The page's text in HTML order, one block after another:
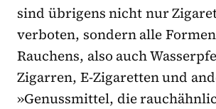
sind übrigens nicht nur
verboten, sondern alle
Rauchens, also auch
Zigarren, E-Zigaretten und
»Genussmittel, die